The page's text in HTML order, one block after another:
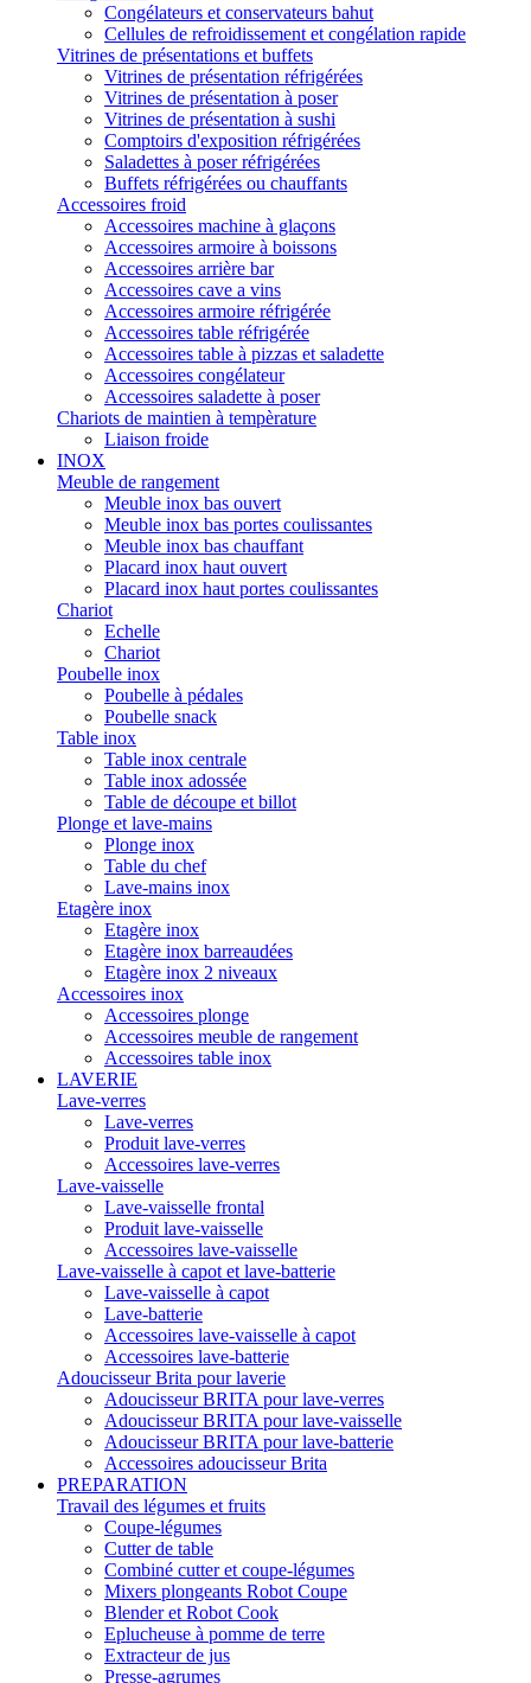
Congélateurs et conservateurs bahut
Cellules de refroidissement et congélation rapide
Vitrines de présentations et buffets
Vitrines de présentation réfrigérées
Vitrines de présentation à poser
Vitrines de présentation à sushi
Comptoirs d'exposition réfrigérées
Saladettes à poser réfrigérées
Buffets réfrigérées ou chauffants
Accessoires froid
Accessoires machine à glaçons
Accessoires armoire à boissons
Accessoires arrière bar
Accessoires cave a vins
Accessoires armoire réfrigérée
Accessoires table réfrigérée
Accessoires table à pizzas et saladette
Accessoires congélateur
Accessoires saladette à poser
Chariots de maintien à tempèrature
Liaison froide
INOX
Meuble de rangement
Meuble inox bas ouvert
Meuble inox bas portes coulissantes
Meuble inox bas chauffant
Placard inox haut ouvert
Placard inox haut portes coulissantes
Chariot
Echelle
Chariot
Poubelle inox
Poubelle à pédales
Poubelle snack
Table inox
Table inox centrale
Table inox adossée
Table de découpe et billot
Plonge et lave-mains
Plonge inox
Table du chef
Lave-mains inox
Etagère inox
Etagère inox
Etagère inox barreaudées
Etagère inox 2 niveaux
Accessoires inox
Accessoires plonge
Accessoires meuble de rangement
Accessoires table inox
LAVERIE
Lave-verres
Lave-verres
Produit lave-verres
Accessoires lave-verres
Lave-vaisselle
Lave-vaisselle frontal
Produit lave-vaisselle
Accessoires lave-vaisselle
Lave-vaisselle à capot et lave-batterie
Lave-vaisselle à capot
Lave-batterie
Accessoires lave-vaisselle à capot
Accessoires lave-batterie
Adoucisseur Brita pour laverie
Adoucisseur BRITA pour lave-verres
Adoucisseur BRITA pour lave-vaisselle
Adoucisseur BRITA pour lave-batterie
Accessoires adoucisseur Brita
PREPARATION
Travail des légumes et fruits
Coupe-légumes
Cutter de table
Combiné cutter et coupe-légumes
Mixers plongeants Robot Coupe
Blender et Robot Cook
Eplucheuse à pomme de terre
Extracteur de jus
Presse-agrumes